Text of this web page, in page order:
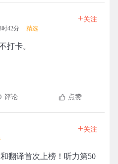
时42分 精选
+关注
打卡。
评论 点赞
+关注
翻译首次上榜！听力第50